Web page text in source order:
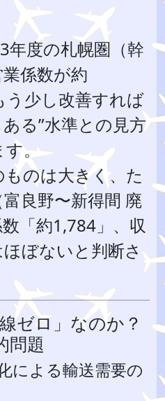
年度の札幌圏（幹
係数が約
う少し改善すれば
る”水準との見方
。
のは大きく、た
良野〜新得間 廃
「約1,784」、収
ぼないと判断さ
ゼロ」なのか？
問題
による輸送需要の